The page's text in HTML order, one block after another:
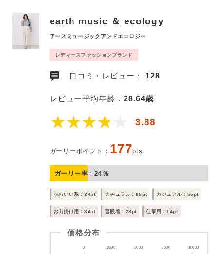
earth music ＆ ecology
アースミュージックアンドエコロジー
レディースファッションブランド
口コミ・レビュー： 128
レビュー平均年齢：28.64歳
3.88
ガーリーポイント： 177pts
ガーリー率：24％
かわいい系：84pt ナチュラル：65pt カジュアル：55pt
お出掛け用：34pt 普段着：28pt 仕事用：14pt
価格分布
0 2500 5000 7500 10000